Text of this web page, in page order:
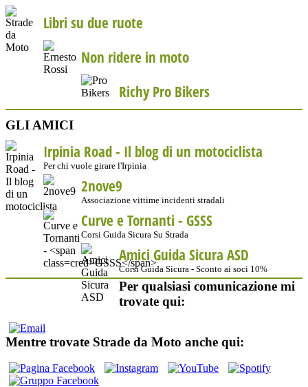
Libri su due ruote
Non ridere in moto
Richy Pro Bikers
GLI AMICI
Irpinia Road - Il blog di un motociclista
Per chi vuole girare l'Irpinia
2nove9
Associazione vittime incidenti stradali
Curve e Tornanti - GSSS
Corsi Guida Sicura Su Strada
Amici Guida Sicura ASD
Corsi Guida Sicura - Sconto ai soci 10%
Per qualsiasi comunicazione mi
trovate qui:
Mentre trovate Strade da Moto anche qui: